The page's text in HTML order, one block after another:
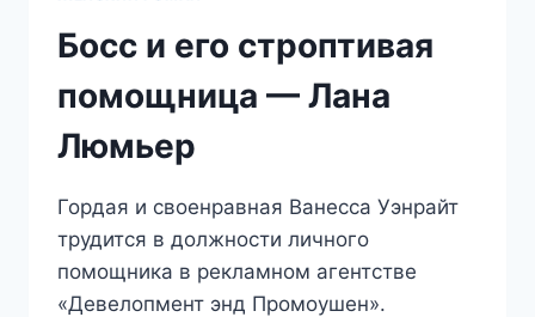
Босс и его строптивая
помощница — Лана
Люмьер
Гордая и своенравная Ванесса Уэнрайт
трудится в должности личного
помощника в рекламном агентстве
«Девелопмент энд Промоушен».